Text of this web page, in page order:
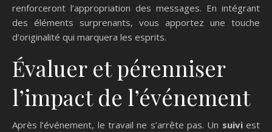
renforceront l’appropriation des messages. En intégrant
des éléments surprenants, vous apportez une touche
d’originalité qui marquera les esprits.
Évaluer et pérenniser
l’impact de l’événement
Après l’événement, le travail ne s’arrête pas. Un suiviest